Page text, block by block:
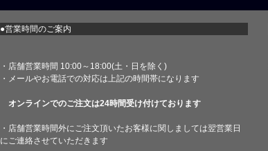
●営業時間のご案内
・店舗営業時間 10:00～18:00(土・日を除く)
・メールやお電話での対応は上記の時間帯になります
オンラインでのご注文は24時間受け付けております
・店舗営業時間外にご注文頂いたお客様に関しましては翌営業日
にご連絡させていただきます